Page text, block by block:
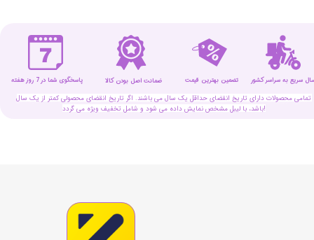
تمامی محصولات دارای تاریخ انقضای حداقل یک سال می باشند. اگر تاریخ انقضای محصولی کمتر از یک سال
باشد، با لیبل مشخص نمایش داده می شود و شامل تخفیف ویژه می گردد!
ضمانت اصل بودن کالا تضمین بهترین قیمت پاسخگوی شما در 7 روز هفته سریع به سراسر کشور